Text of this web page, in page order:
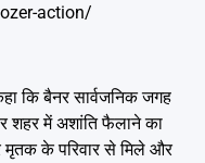
action/
कि बैनर सार्वजनिक जगह
शहर में अशांति फैलाने का
मृतक के परिवार से मिले और